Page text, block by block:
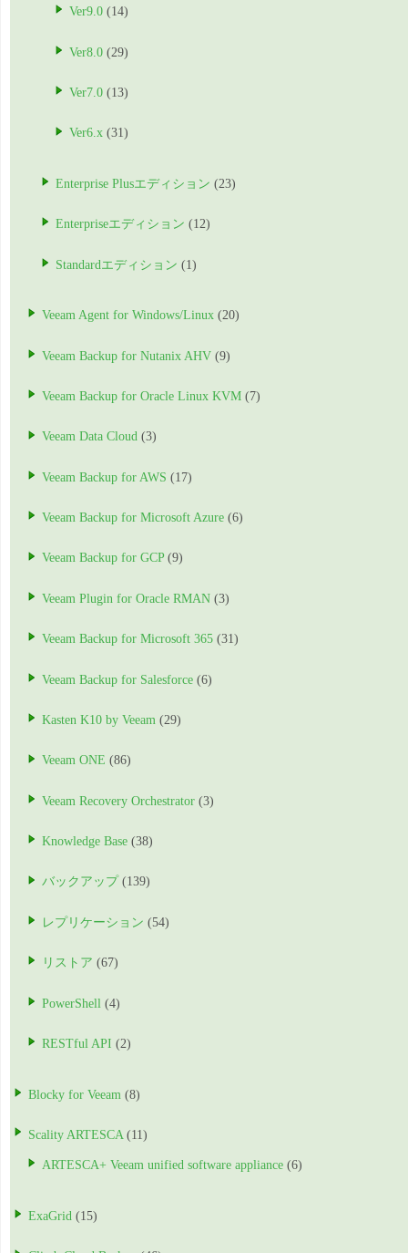
Ver9.0 (14)
Ver8.0 (29)
Ver7.0 (13)
Ver6.x (31)
Enterprise Plusエディション (23)
Enterpriseエディション (12)
Standardエディション (1)
Veeam Agent for Windows/Linux (20)
Veeam Backup for Nutanix AHV (9)
Veeam Backup for Oracle Linux KVM (7)
Veeam Data Cloud (3)
Veeam Backup for AWS (17)
Veeam Backup for Microsoft Azure (6)
Veeam Backup for GCP(9)
Veeam Plugin for Oracle RMAN (3)
Veeam Backup for Microsoft 365 (31)
Veeam Backup for Salesforce (6)
Kasten K10 by Veeam (29)
Veeam ONE (86)
Veeam Recovery Orchestrator (3)
Knowledge Base (38)
バックアップ (139)
レプリケーション (54)
リストア (67)
PowerShell (4)
RESTful API (2)
Blocky for Veeam (8)
Scality ARTESCA (11)
ARTESCA+ Veeam unified software appliance (6)
ExaGrid (15)